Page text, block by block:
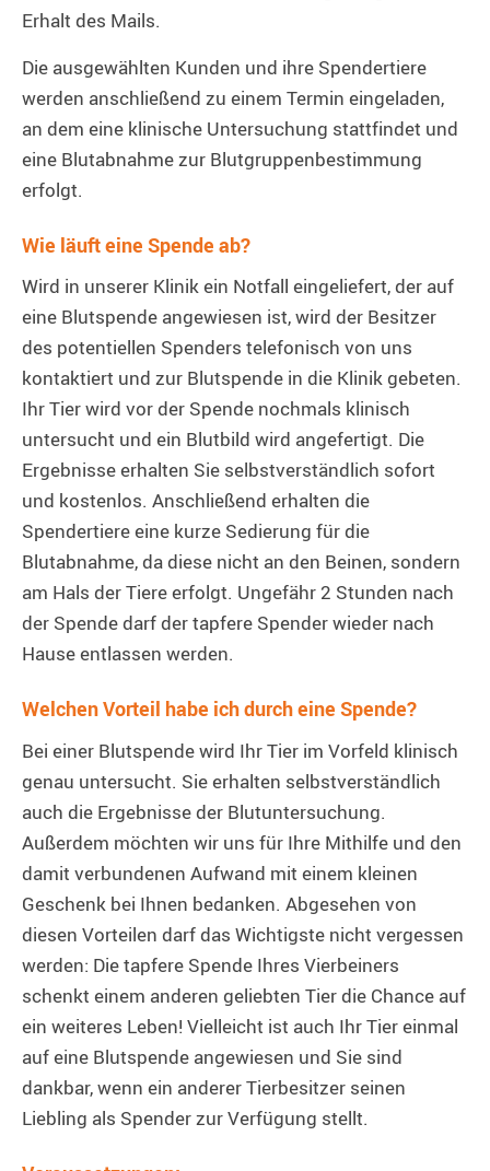
Erhalt des Mails.
Die ausgewählten Kunden und ihre Spendertiere
werden anschließend zu einem Termin eingeladen,
an dem eine klinische Untersuchung stattfindet und
eine Blutabnahme zur Blutgruppenbestimmung
erfolgt.
Wie läuft eine Spende ab?
Wird in unserer Klinik ein Notfall eingeliefert, der auf
eine Blutspende angewiesen ist, wird der Besitzer
des potentiellen Spenders telefonisch von uns
kontaktiert und zur Blutspende in die Klinik gebeten.
Ihr Tier wird vor der Spende nochmals klinisch
untersucht und ein Blutbild wird angefertigt. Die
Ergebnisse erhalten Sie selbstverständlich sofort
und kostenlos. Anschließend erhalten die
Spendertiere eine kurze Sedierung für die
Blutabnahme, da diese nicht an den Beinen, sondern
am Hals der Tiere erfolgt. Ungefähr 2 Stunden nach
der Spende darf der tapfere Spender wieder nach
Hause entlassen werden.
Welchen Vorteil habe ich durch eine Spende?
Bei einer Blutspende wird Ihr Tier im Vorfeld klinisch
genau untersucht. Sie erhalten selbstverständlich
auch die Ergebnisse der Blutuntersuchung.
Außerdem möchten wir uns für Ihre Mithilfe und den
damit verbundenen Aufwand mit einem kleinen
Geschenk bei Ihnen bedanken. Abgesehen von
diesen Vorteilen darf das Wichtigste nicht vergessen
werden: Die tapfere Spende Ihres Vierbeiners
schenkt einem anderen geliebten Tier die Chance auf
ein weiteres Leben! Vielleicht ist auch Ihr Tier einmal
auf eine Blutspende angewiesen und Sie sind
dankbar, wenn ein anderer Tierbesitzer seinen
Liebling als Spender zur Verfügung stellt.